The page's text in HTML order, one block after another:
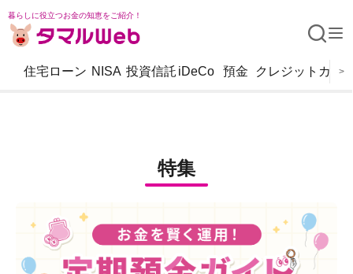
暮らしに役立つお金の知恵をご紹介！
住宅ローン NISA 投資信託 iDeCo 預金 クレジットカー
>
特集